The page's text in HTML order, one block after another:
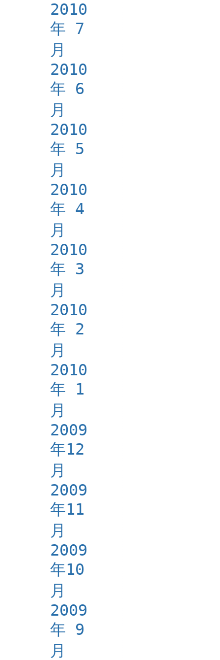
2010
年 7
月
2010
年 6
月
2010
年 5
月
2010
年 4
月
2010
年 3
月
2010
年 2
月
2010
年 1
月
2009
年12
月
2009
年11
月
2009
年10
月
2009
年 9
月